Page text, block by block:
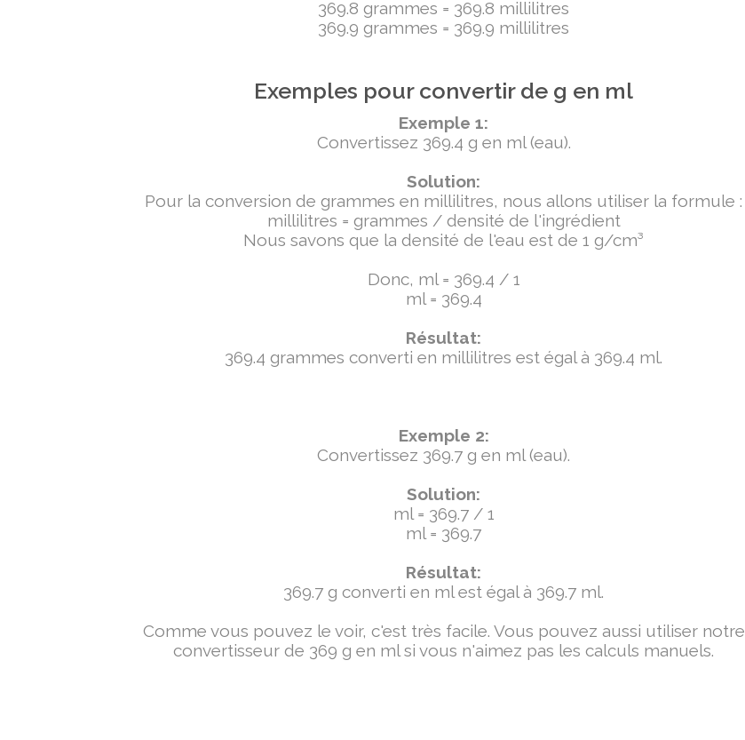
369.8 grammes = 369.8 millilitres
369.9 grammes = 369.9 millilitres
Exemples pour convertir de g en ml
Exemple 1:
Convertissez 369.4 g en ml (eau).
Solution:
Pour la conversion de grammes en millilitres, nous allons utiliser la formule :
millilitres = grammes / densité de l'ingrédient
Nous savons que la densité de l'eau est de 1 g/cm³
Donc, ml = 369.4 / 1
ml = 369.4
Résultat:
369.4 grammes converti en millilitres est égal à 369.4 ml.
Exemple 2:
Convertissez 369.7 g en ml (eau).
Solution:
ml = 369.7 / 1
ml = 369.7
Résultat:
369.7 g converti en ml est égal à 369.7 ml.
Comme vous pouvez le voir, c'est très facile. Vous pouvez aussi utiliser notre
convertisseur de 369 g en ml si vous n'aimez pas les calculs manuels.